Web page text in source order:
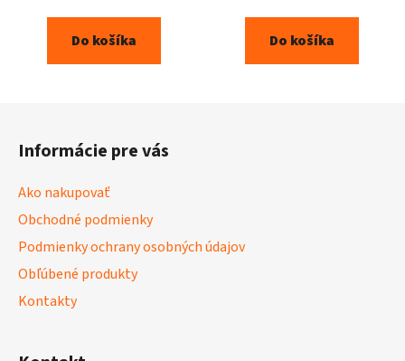
Do košíka Do košíka
Informácie pre vás
Ako nakupovať
Obchodné podmienky
Podmienky ochrany osobných údajov
Obľúbené produkty
Kontakty